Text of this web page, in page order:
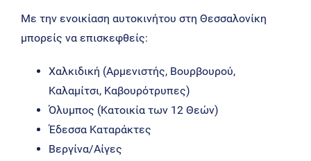
Με την ενοικίαση αυτοκινήτου στη Θεσσαλονίκη
μπορείς να επισκεφθείς:
Χαλκιδική (Αρμενιστής, Βουρβουρού,
Καλαμίτσι, Καβουρότρυπες)
Όλυμπος (Κατοικία των 12 Θεών)
Έδεσσα Καταράκτες
Βεργίνα/Αίγες